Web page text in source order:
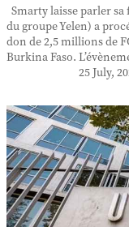
Smarty laisse parler
du groupe Yelen) a
don de 2,5 millions de
Burkina Faso.
25 July,